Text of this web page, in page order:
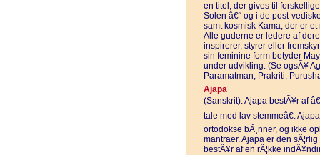
en titel, der gives til
Solen â€“ og i de post-
samt kosmisk Kama, der er
Alle guderne er ledere af
inspirerer, styrer eller
sin feminine form betyder
under udvikling. (Se ogsÃ¥
Paramatman, Prakriti,
Ajapa
(Sanskrit). Ajapa bestÃ¥r af
tale med lav stemmeâ€.
ortodokse bÃ¸nner, og ikke
mantraer. Ajapa er den
bestÃ¥r af en rÃ¦kke